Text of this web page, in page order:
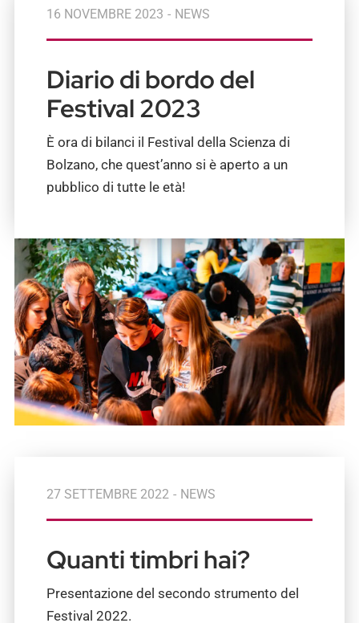
16 NOVEMBRE 2023 - NEWS
Diario di bordo del
Festival 2023
È ora di bilanci il Festival della Scienza di
Bolzano, che quest’anno si è aperto a un
pubblico di tutte le età!
27 SETTEMBRE 2022 - NEWS
Quanti timbri hai?
Presentazione del secondo strumento del
Festival 2022.